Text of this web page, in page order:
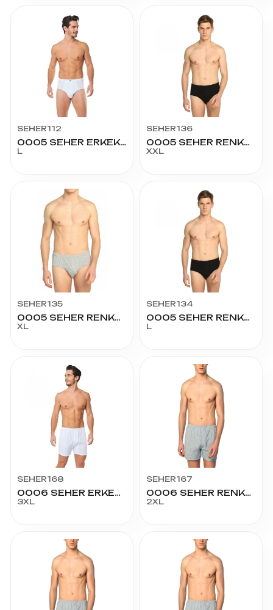
SEHER112
0005 SEHER ERKEK SLİP NO:4
L
SEHER136
0005 SEHER RENKLİ SLİP NO:6
XXL
SEHER135
0005 SEHER RENKLİ SLİP NO:5
XL
SEHER134
0005 SEHER RENKLİ SLİP NO:4
L
SEHER168
0006 SEHER ERKEK ARJANTİN NO:7
3XL
SEHER167
0006 SEHER RENKLİ ARJANTİN NO:6
2XL